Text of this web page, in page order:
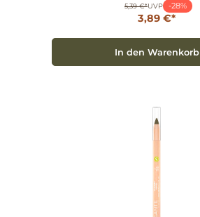
5,39 €*UVP -28%
3,89 €*
In den Warenkorb